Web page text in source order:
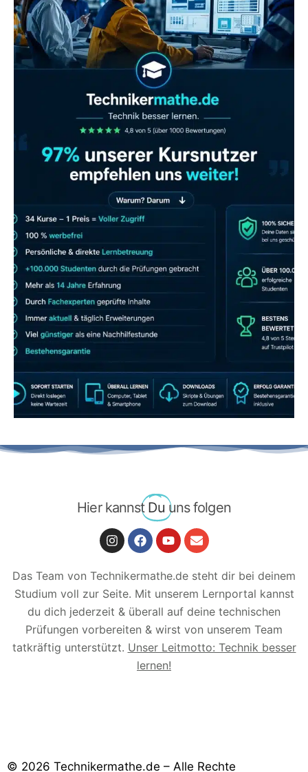
LERNEN
Hier kannst Du uns folgen
Das Team von Technikermathe.de steht dir bei deinem
Studium voll zur Seite. Mit unserem Lernportal kannst
du dich jederzeit & überall auf deine technischen
Prüfungen vorbereiten & wirst von unserem Team
tatkräftig unterstützt. Unser Leitmotto: Technik besser
lernen!
© 2026 Technikermathe.de – Alle Rechte